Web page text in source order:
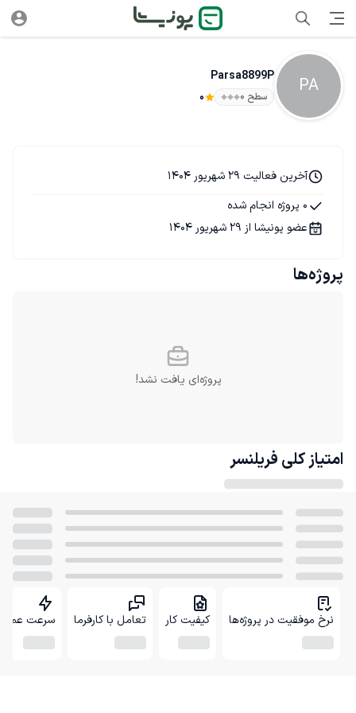
PA
Parsa8899P
سطح ۰ 0
آخرین فعالیت 29 شهریور 1404
0 پروژه انجام شده
عضو پونیشا از 29 شهریور 1404
پروژه‌ها
پروژه‌ای یافت نشد!
امتیاز کلی فریلنسر
نرخ موفقیت در پروژه‌ها کیفیت کار تعامل با کارفرما سرعت عمل